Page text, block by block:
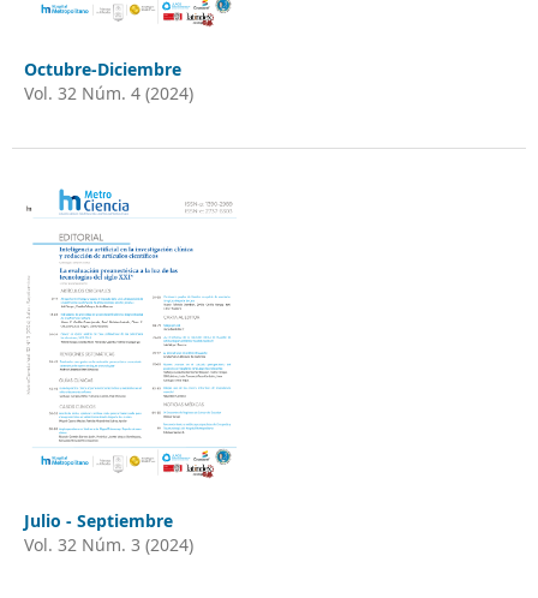
Octubre-Diciembre
Vol. 32 Núm. 4 (2024)
Julio - Septiembre
Vol. 32 Núm. 3 (2024)